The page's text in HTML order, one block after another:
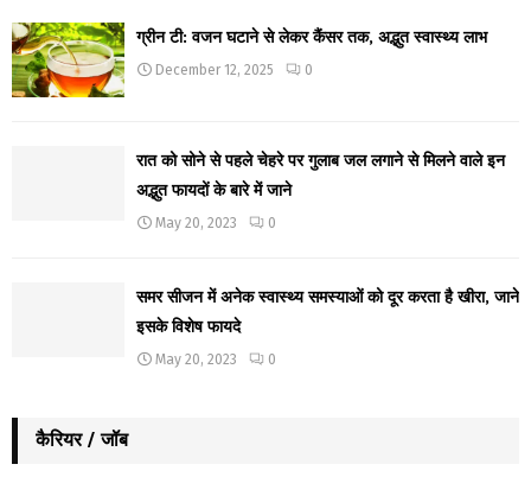
ग्रीन टी: वजन घटाने से लेकर कैंसर तक, अद्भुत स्वास्थ्य लाभ
December 12, 2025 0
रात को सोने से पहले चेहरे पर गुलाब जल लगाने से मिलने वाले इन
अद्भुत फायदों के बारे में जाने
May 20, 2023 0
समर सीजन में अनेक स्वास्थ्य समस्याओं को दूर करता है खीरा, जाने
इसके विशेष फायदे
May 20, 2023 0
कैरियर / जॉब